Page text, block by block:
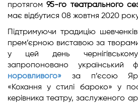
протягом95-го театрального
має відбутися 08 жовтня 2020
Підтримуючи традицію
прем’єрною виставою за творами
у цей день
запропоновано український
норовливого» за п’єсою
«Кохання у стилі бароко» у
керівника театру, заслуженого